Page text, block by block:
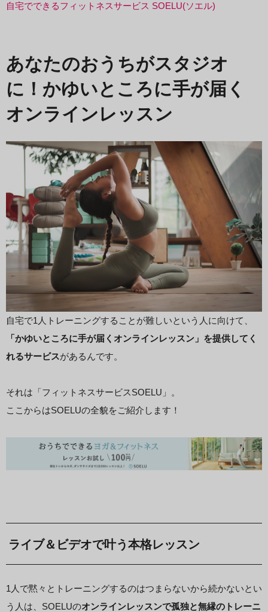
自宅でできるフィットネスサービス SOELU(ソエル)
あなたのおうちがスタジオ
に！かゆいところに手が届く
オンラインレッスン
自宅で1人トレーニングすることが難しいという人に向けて、
「かゆいところに手が届くオンラインレッスン」を提供してく
れるサービスがあるんです。
それは「フィットネスサービスSOELU」。
ここからはSOELUの全貌をご紹介します！
ライブ＆ビデオで叶う本格レッスン
1人で黙々とトレーニングするのはつまらないから続かないとい
う人は、SOELUのオンラインレッスンで孤独と無縁のトレーニ